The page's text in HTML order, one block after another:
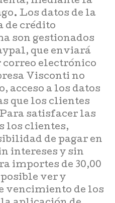
Los datos de la
de crédito
son gestionados
que enviará
electrónico
Visconti no
acceso a los datos
que los clientes
satisfacer las
los clientes,
de pagar en
intereses y sin
importes de 30,00
posible ver y
vencimiento de los